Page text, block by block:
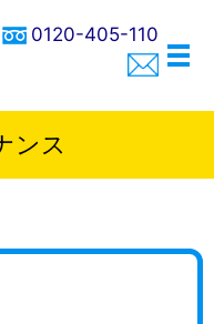
0120-405-110
メ
ンス